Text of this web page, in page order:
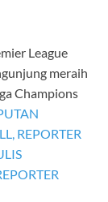
REPORTER